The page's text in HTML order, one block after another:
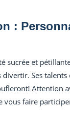
:
sucrée et
Ses
Attention
vous faire